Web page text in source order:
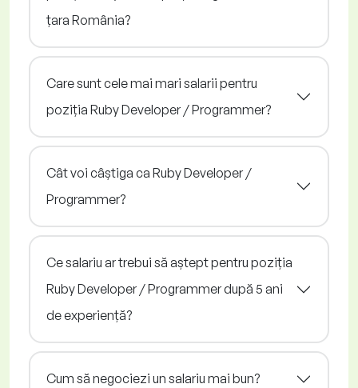
țara România?
Care sunt cele mai mari salarii pentru
poziția Ruby Developer / Programmer?
Cât voi câștiga ca Ruby Developer /
Programmer?
Ce salariu ar trebui să aștept pentru poziția
Ruby Developer / Programmer după 5 ani
de experiență?
Cum să negociezi un salariu mai bun?